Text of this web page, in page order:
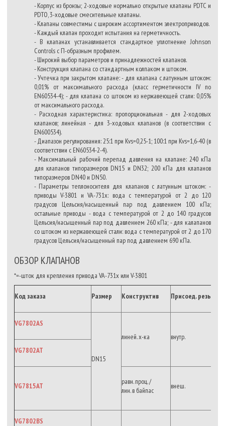
- Корпус из бронзы; 2-ходовые нормально открытые клапаны PDTC и
PDTO, 3-ходовые смесительные клапаны.
- Клапаны совместимы с широким ассортиментом электроприводов.
- Каждый клапан проходит испытания на герметичность.
- В клапанах устанавливается стандартное уплотнение Johnson
Controls с П-образным профилем.
- Широкий выбор параметров и принадлежностей клапанов.
- Конструкция клапана со стандартным колпаком и штоком.
- Учтечка при закрытом клапане: - для клапана с латунным штоком:
0,01% от максимального расхода (класс герметичности IV по
EN60534-4); - для клапана со штоком из нержавеющей стали: 0,05%
от максимального расхода.
- Расходная характеристика: пропорциональная - для 2-ходовых
клапанов; линейная - для 3-ходовых клапанов (в соответствии с
EN600534).
- Диапазон регулирования: 25:1 при Kvs=0,25-1; 100:1 при Kvs=1,6-40 (в
соответствии с EN60534-2-4).
- Максимальный рабочий перепад давления на клапане: 240 кПа
для клапанов типоразмеров DN15 и DN32; 200 кПа для клапанов
типоразмеров DN40 и DN50.
- Параметры теплоносителя для клапанов с латунным штоком: -
приводы V-3801 и VA-731x: вода с температурой от 2 до 120
градусов Цельсия/насыщенный пар под давлением 100 кПа;
остальные приводы - вода с температурой от 2 до 140 градусов
Цельсия/насыщенный пар под давлением 260 кПа; - для калапанов
со штоком из нержавеющей стали: вода с температурой от 2 до 170
градусов Цельсия/насыщенный пар под давлением 690 кПа.
ОБЗОР КЛАПАНОВ
*=-шток для крепления привода VA-731x или V-3801
Код заказа Размер Конструктив Присоед.резьба
VG7802AS
DN15
линей. х-ка
внутр.
VG7802AT
VG7815AT
равн. проц. /
лин. в байпас
внеш.
VG7802BS